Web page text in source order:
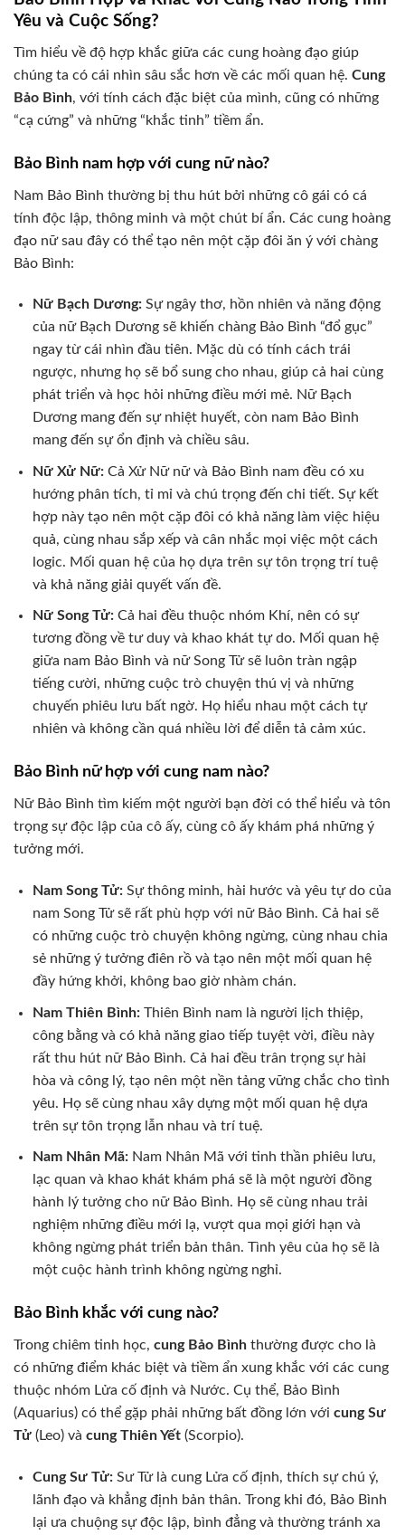
Yêu và Cuộc Sống?
Tìm hiểu về độ hợp khắc giữa các cung hoàng đạo giúp
chúng ta có cái nhìn sâu sắc hơn về các mối quan hệ. Cung
Bảo Bình, với tính cách đặc biệt của mình, cũng có những
“cạ cứng” và những “khắc tinh” tiềm ẩn.
Bảo Bình nam hợp với cung nữ nào?
Nam Bảo Bình thường bị thu hút bởi những cô gái có cá
tính độc lập, thông minh và một chút bí ẩn. Các cung hoàng
đạo nữ sau đây có thể tạo nên một cặp đôi ăn ý với chàng
Bảo Bình:
Nữ Bạch Dương:Sự ngây thơ, hồn nhiên và năng động
của nữ Bạch Dương sẽ khiến chàng Bảo Bình “đổ gục”
ngay từ cái nhìn đầu tiên. Mặc dù có tính cách trái
ngược, nhưng họ sẽ bổ sung cho nhau, giúp cả hai cùng
phát triển và học hỏi những điều mới mẻ. Nữ Bạch
Dương mang đến sự nhiệt huyết, còn nam Bảo Bình
mang đến sự ổn định và chiều sâu.
Nữ Xử Nữ:Cả Xử Nữ nữ và Bảo Bình nam đều có xu
hướng phân tích, tỉ mỉ và chú trọng đến chi tiết. Sự kết
hợp này tạo nên một cặp đôi có khả năng làm việc hiệu
quả, cùng nhau sắp xếp và cân nhắc mọi việc một cách
logic. Mối quan hệ của họ dựa trên sự tôn trọng trí tuệ
và khả năng giải quyết vấn đề.
Nữ Song Tử:Cả hai đều thuộc nhóm Khí, nên có sự
tương đồng về tư duy và khao khát tự do. Mối quan hệ
giữa nam Bảo Bình và nữ Song Tử sẽ luôn tràn ngập
tiếng cười, những cuộc trò chuyện thú vị và những
chuyến phiêu lưu bất ngờ. Họ hiểu nhau một cách tự
nhiên và không cần quá nhiều lời để diễn tả cảm xúc.
Bảo Bình nữ hợp với cung nam nào?
Nữ Bảo Bình tìm kiếm một người bạn đời có thể hiểu và tôn
trọng sự độc lập của cô ấy, cùng cô ấy khám phá những ý
tưởng mới.
Nam Song Tử:Sự thông minh, hài hước và yêu tự do của
nam Song Tử sẽ rất phù hợp với nữ Bảo Bình. Cả hai sẽ
có những cuộc trò chuyện không ngừng, cùng nhau chia
sẻ những ý tưởng điên rồ và tạo nên một mối quan hệ
đầy hứng khởi, không bao giờ nhàm chán.
Nam Thiên Bình:Thiên Bình nam là người lịch thiệp,
công bằng và có khả năng giao tiếp tuyệt vời, điều này
rất thu hút nữ Bảo Bình. Cả hai đều trân trọng sự hài
hòa và công lý, tạo nên một nền tảng vững chắc cho tình
yêu. Họ sẽ cùng nhau xây dựng một mối quan hệ dựa
trên sự tôn trọng lẫn nhau và trí tuệ.
Nam Nhân Mã:Nam Nhân Mã với tinh thần phiêu lưu,
lạc quan và khao khát khám phá sẽ là một người đồng
hành lý tưởng cho nữ Bảo Bình. Họ sẽ cùng nhau trải
nghiệm những điều mới lạ, vượt qua mọi giới hạn và
không ngừng phát triển bản thân. Tình yêu của họ sẽ là
một cuộc hành trình không ngừng nghỉ.
Bảo Bình khắc với cung nào?
Trong chiêm tinh học, cung Bảo Bình thường được cho là
có những điểm khác biệt và tiềm ẩn xung khắc với các cung
thuộc nhóm Lửa cố định và Nước. Cụ thể, Bảo Bình
(Aquarius) có thể gặp phải những bất đồng lớn với cung Sư
Tử (Leo) và cung Thiên Yết (Scorpio).
Cung Sư Tử:Sư Tử là cung Lửa cố định, thích sự chú ý,
lãnh đạo và khẳng định bản thân. Trong khi đó, Bảo Bình
lại ưa chuộng sự độc lập, bình đẳng và thường tránh xa